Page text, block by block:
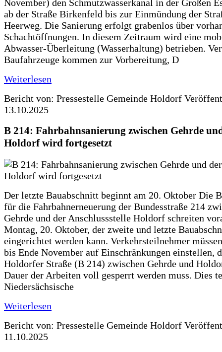
November) den Schmutzwasserkanal in der Großen
ab der Straße Birkenfeld bis zur Einmündung der
Heerweg. Die Sanierung erfolgt grabenlos über
Schachtöffnungen. In diesem Zeitraum wird eine
Abwasser-Überleitung (Wasserhaltung) betrieben.
Baufahrzeuge kommen zur Vorbereitung, D
Weiterlesen
Bericht von: Pressestelle Gemeinde Holdorf
13.10.2025
B 214: Fahrbahnsanierung zwischen Gehrde
Holdorf wird fortgesetzt
Der letzte Bauabschnitt beginnt am 20. Oktober Die
für die Fahrbahnerneuerung der Bundesstraße 214
Gehrde und der Anschlussstelle Holdorf schreiten
Montag, 20. Oktober, der zweite und letzte
eingerichtet werden kann. Verkehrsteilnehmer
bis Ende November auf Einschränkungen einstellen,
Holdorfer Straße (B 214) zwischen Gehrde und
Dauer der Arbeiten voll gesperrt werden muss. Dies
Niedersächsische
Weiterlesen
Bericht von: Pressestelle Gemeinde Holdorf
11.10.2025